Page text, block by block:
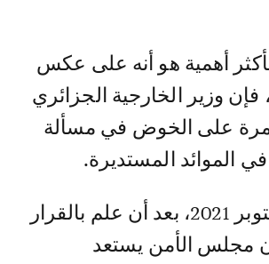
أهمية هو أنه على عكس
فإن وزير الخارجية الجزائري
على الخوض في مسألة
الموائد المستديرة.
لكن في 22 أكتوبر 2021، بعد أن علم بالقرار
كان مجلس الأمن يستعد